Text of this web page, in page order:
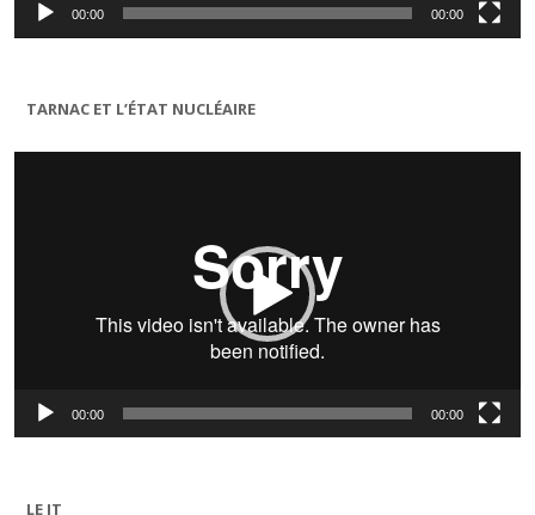
00:00 00:00
TARNAC ET L’ÉTAT NUCLÉAIRE
Lecteur
00:00 00:00
LE JT